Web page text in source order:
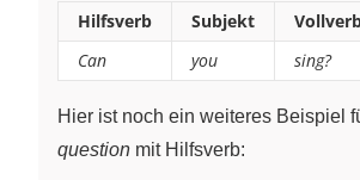
Hilfsverb Subjekt
Can
you sing?
Hier ist noch ein weiteres Beispiel
question mit Hilfsverb: